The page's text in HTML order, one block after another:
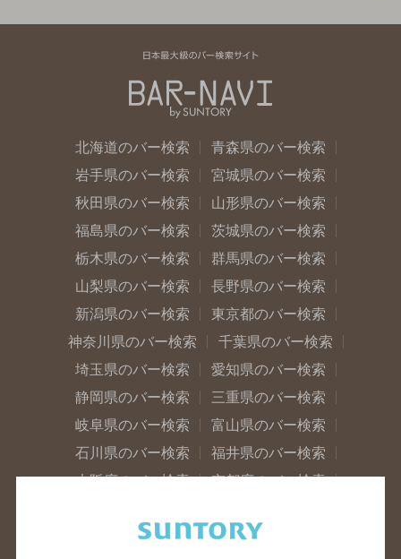
北海道のバー検索
青森県のバー検索
岩手県のバー検索
宮城県のバー検索
秋田県のバー検索
山形県のバー検索
福島県のバー検索
茨城県のバー検索
栃木県のバー検索
群馬県のバー検索
山梨県のバー検索
長野県のバー検索
新潟県のバー検索
東京都のバー検索
神奈川県のバー検索
千葉県のバー検索
埼玉県のバー検索
愛知県のバー検索
静岡県のバー検索
三重県のバー検索
岐阜県のバー検索
富山県のバー検索
石川県のバー検索
福井県のバー検索
大阪府のバー検索
京都府のバー検索
滋賀県のバー検索
和歌山県のバー検索